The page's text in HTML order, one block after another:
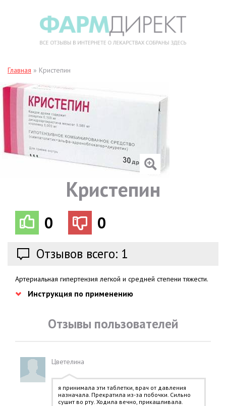
Главная » Кристепин
Кристепин
0 0
Отзывов всего: 1
Артериальная гипертензия легкой и средней степени тяжести.
Инструкция по применению
Отзывы пользователей
Цветелина
я принимала эти таблетки, врач от давления
назначала. Прекратила из-за побочки. Сильно
сушит во рту. Ходила вечно, прикашливала.